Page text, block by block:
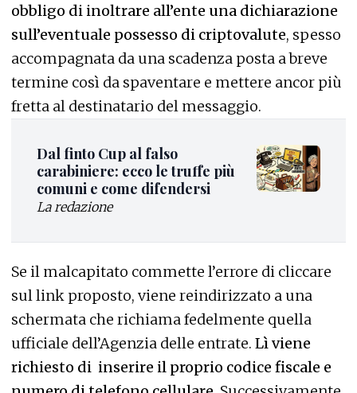
obbligo di inoltrare all’ente una dichiarazione
sull’eventuale possesso di criptovalute, spesso
accompagnata da una scadenza posta a breve
termine così da spaventare e mettere ancor più
fretta al destinatario del messaggio.
Dal finto Cup al falso
carabiniere: ecco le truffe più
comuni e come difendersi
La redazione
Se il malcapitato commette l’errore di cliccare
sul link proposto, viene reindirizzato a una
schermata che richiama fedelmente quella
ufficiale dell’Agenzia delle entrate. Lì viene
richiesto di inserire il proprio codice fiscale e